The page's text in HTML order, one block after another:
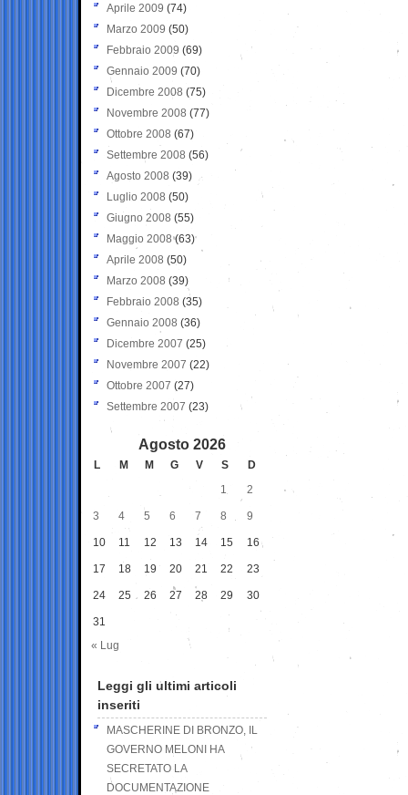
Aprile 2009 (74)
Marzo 2009 (50)
Febbraio 2009 (69)
Gennaio 2009 (70)
Dicembre 2008 (75)
Novembre 2008 (77)
Ottobre 2008 (67)
Settembre 2008 (56)
Agosto 2008 (39)
Luglio 2008 (50)
Giugno 2008 (55)
Maggio 2008(63)
Aprile 2008 (50)
Marzo 2008 (39)
Febbraio 2008 (35)
Gennaio 2008 (36)
Dicembre 2007 (25)
Novembre 2007 (22)
Ottobre 2007 (27)
Settembre 2007 (23)
Agosto 2026
L M M G V S
D
1
2
3 4 5 6 7 8 9
10 11 12 13 14 15 16
17 18 19 20 21 22 23
24 25 26 27 28 29 30
31
« Lug
Leggi gli ultimi articoli
inseriti
MASCHERINE DI BRONZO, IL
GOVERNO MELONI HA
SECRETATO LA
DOCUMENTAZIONE